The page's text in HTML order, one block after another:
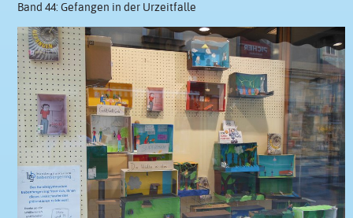
Band 44: Gefangen in der Urzeitfalle